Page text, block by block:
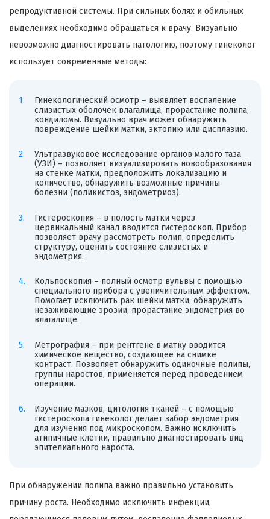
репродуктивной системы. При сильных болях и обильных
выделениях необходимо обращаться к врачу. Визуально
невозможно диагностировать патологию, поэтому гинеколог
использует современные методы:
Гинекологический осмотр – выявляет воспаление
слизистых оболочек влагалища, прорастание полипа,
кондиломы. Визуально врач может обнаружить
повреждение шейки матки, эктопию или дисплазию.
Ультразвуковое исследование органов малого таза
(УЗИ) – позволяет визуализировать новообразования
на стенке матки, предположить локализацию и
количество, обнаружить возможные причины
болезни (поликистоз, эндометриоз).
Гистероскопия – в полость матки через
цервикальный канал вводится гистероскоп. Прибор
позволяет врачу рассмотреть полип, определить
структуру, оценить состояние слизистых и
эндометрия.
Кольпоскопия – полный осмотр вульвы с помощью
специального прибора с увеличительным эффектом.
Помогает исключить рак шейки матки, обнаружить
незаживающие эрозии, прорастание эндометрия во
влагалище.
Метрография – при рентгене в матку вводится
химическое вещество, создающее на снимке
контраст. Позволяет обнаружить одиночные полипы,
группы наростов, применяется перед проведением
операции.
Изучение мазков, цитология тканей – с помощью
гистероскопа гинеколог делает забор эндометрия
для изучения под микроскопом. Важно исключить
атипичные клетки, правильно диагностировать вид
эпителиального нароста.
При обнаружении полипа важно правильно установить
причину роста. Необходимо исключить инфекции,